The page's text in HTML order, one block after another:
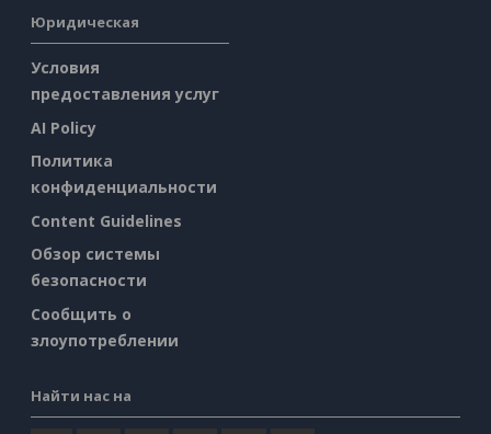
Юридическая
Условия
предоставления услуг
AI Policy
Политика
конфиденциальности
Content Guidelines
Обзор системы
безопасности
Сообщить о
злоупотреблении
Найти нас на